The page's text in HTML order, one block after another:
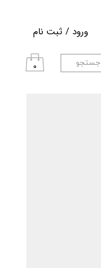
۰
ورود / ثبت نام
جستجو